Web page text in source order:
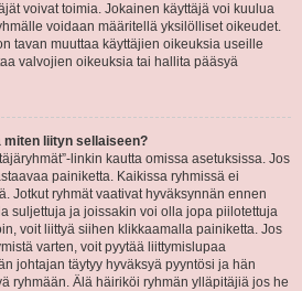
voivat toimia. Jokainen käyttäjä voi kuulua
voidaan määritellä yksilölliset oikeudet.
tavan muuttaa käyttäjien oikeuksia useille
valvojien oikeuksia tai hallita pääsyä
liityn sellaiseen?
linkin kautta omissa asetuksissa. Jos
painiketta. Kaikissa ryhmissä ei
Jotkut ryhmät vaativat hyväksynnän ennen
suljettuja ja joissakin voi olla jopa piilotettuja
voit liittyä siihen klikkaamalla painiketta. Jos
varten, voit pyytää liittymislupaa
johtajan täytyy hyväksyä pyyntösi ja hän
ryhmään. Älä häiriköi ryhmän ylläpitäjiä jos he